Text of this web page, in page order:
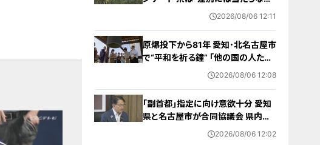
と示す方針 諮問機関は｢差別にあた
2026/08/06 12:11
原爆投下から81年 愛知･北名古屋市
で“平和を祈る鐘” ｢他の国の人たち
も平和になってほしい｣ 市長や地元
2026/08/06 12:08
｢副首都｣指定に向け意欲十分 愛知
県と名古屋市が合同協議会 県内の
自治体トップ｢経済発展や人口対策
2026/08/06 12:02